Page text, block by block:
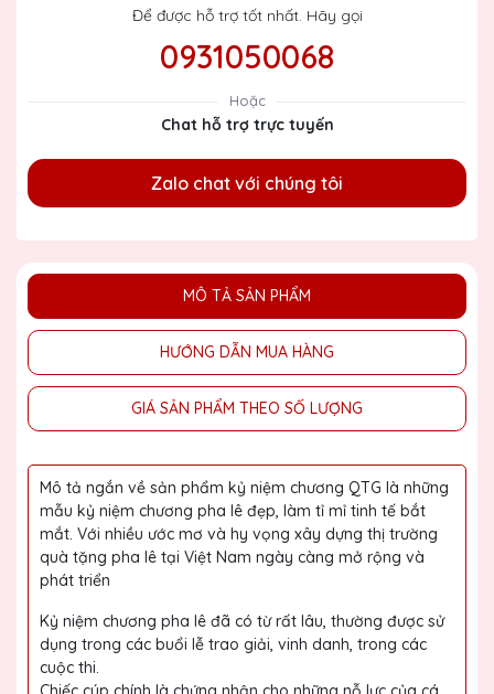
Để được hỗ trợ tốt nhất. Hãy gọi
0931050068
Hoặc
Chat hỗ trợ trực tuyến
Zalo chat với chúng tôi
MÔ TẢ SẢN PHẨM
HƯỚNG DẪN MUA HÀNG
GIÁ SẢN PHẨM THEO SỐ LƯỢNG
Mô tả ngắn về sản phẩm kỷ niệm chương QTG là những
mẫu kỷ niệm chương pha lê đẹp, làm tỉ mỉ tinh tế bắt
mắt. Với nhiều ước mơ và hy vọng xây dựng thị trường
quà tặng pha lê tại Việt Nam ngày càng mở rộng và
phát triển
Kỷ niệm chương pha lê đã có từ rất lâu, thường được sử
dụng trong các buổi lễ trao giải, vinh danh, trong các
cuộc thi.